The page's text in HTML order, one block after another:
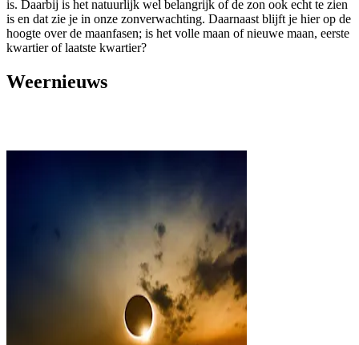
is. Daarbij is het natuurlijk wel belangrijk of de zon ook echt te zien
is en dat zie je in onze zonverwachting. Daarnaast blijft je hier op de
hoogte over de maanfasen; is het volle maan of nieuwe maan, eerste
kwartier of laatste kwartier?
Weernieuws